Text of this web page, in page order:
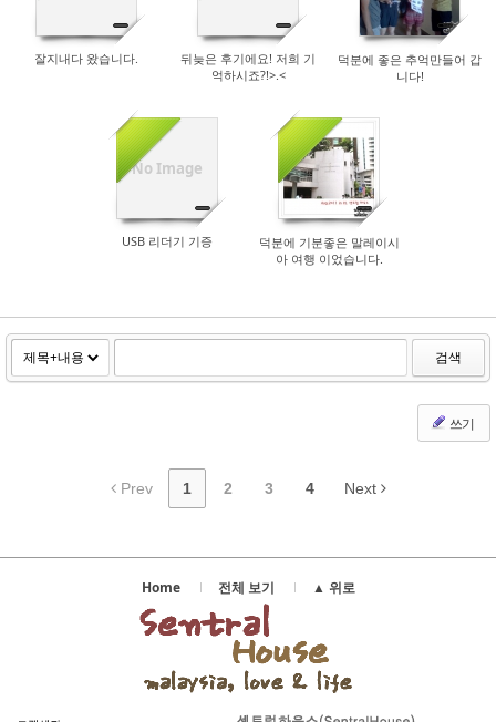
잘지내다 왔습니다.
뒤늦은 후기에요! 저희 기
억하시죠?!>.<
덕분에 좋은 추억만들어 갑
니다!
No Image
30452
USB 리더기 기증
31249
덕분에 기분좋은 말레이시
아 여행 이었습니다.
검색
쓰기
Prev 1 2 3 4 Next
Home 전체 보기 ▲ 위로